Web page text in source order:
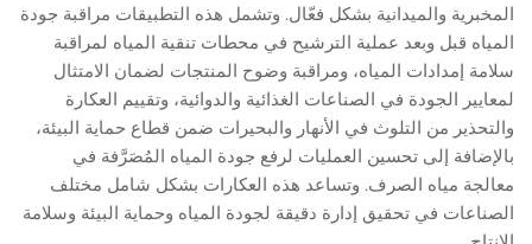
والميدانية بشكل فعّال. وتشمل هذه التطبيقات مراقبة جودة
قبل وبعد عملية الترشيح في محطات تنقية المياه لمراقبة
إمدادات المياه، ومراقبة وضوح المنتجات لضمان الامتثال
الجودة في الصناعات الغذائية والدوائية، وتقييم العكارة
من التلوث في الأنهار والبحيرات ضمن قطاع حماية البيئة،
إلى تحسين العمليات لرفع جودة المياه المُصَرَّفة في
مياه الصرف. وتساعد هذه العكارات بشكل شامل مختلف
في تحقيق إدارة دقيقة لجودة المياه وحماية البيئة وسلامة